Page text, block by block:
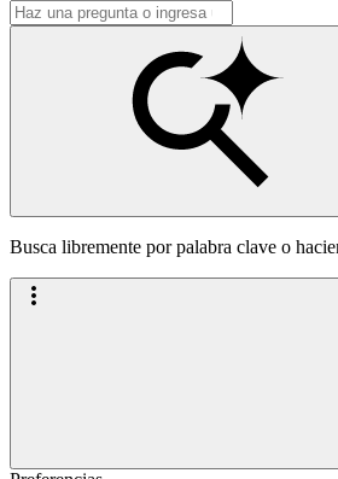
Busca libremente por palabra clave o